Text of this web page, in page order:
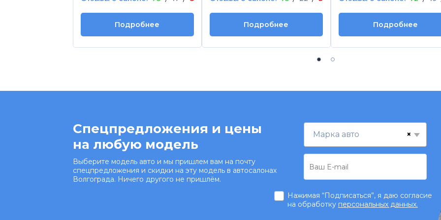
Подробнее Подробнее Подробнее
Спецпредложения и цены
на любую модель
Выберите модель авто и мы пришлем вам на почту
спецпредложения и скидки на эту модель в автосалонах
Волгограда. Ничего другого не пришлём.
×
Марка авто
Нажимая “Подписаться”, я даю согласие
на обработку персональных данных.